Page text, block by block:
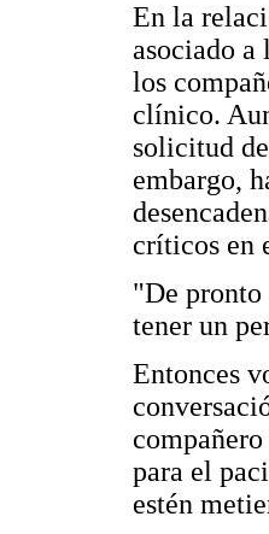
En la
asociado a
los
clínico.
solicitud
embargo,
críticos en
"De pronto
tener un
Entonces
para el
estén